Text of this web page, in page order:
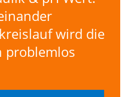
wird die
problemlos